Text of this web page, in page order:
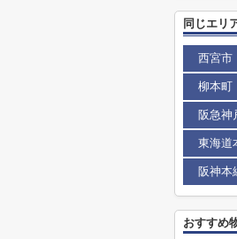
同じエリ
西宮市
柳本町
阪急神
東海道
阪神本
おすすめ